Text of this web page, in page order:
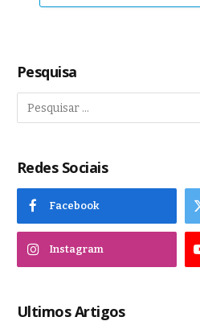
Pesquisa
Redes Sociais
Facebook
Instagram
Ultimos Artigos